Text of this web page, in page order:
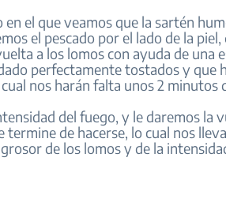
en el que veamos que la sartén
el pescado por el lado de la
a los lomos con ayuda de una
perfectamente tostados y que
nos harán falta unos 2 minutos
del fuego, y le daremos la
termine de hacerse, lo cual nos
de los lomos y de la